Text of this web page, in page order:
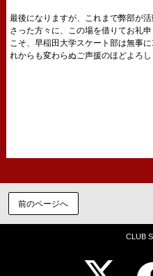
最後になりますが、これまで弊部が
さった方々に、この場を借りてお礼
こそ、早稲田大学スケート部は無事
れからも変わらぬご声援のほどよろし
前のページへ
CLUB